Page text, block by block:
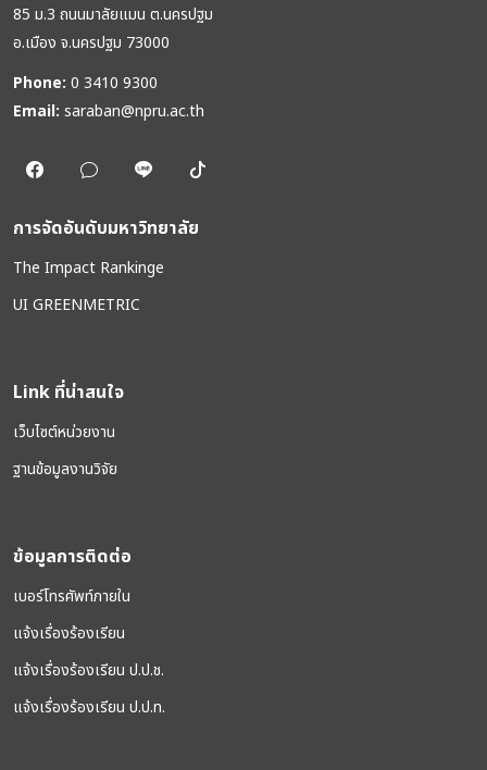
85 ม.3 ถนนมาลัยแมน ต.นครปฐม
อ.เมือง จ.นครปฐม 73000
Phone: 0 3410 9300
Email: saraban@npru.ac.th
การจัดอันดับมหาวิทยาลัย
The Impact Rankinge
UI GREENMETRIC
Link ที่น่าสนใจ
เว็บไซต์หน่วยงาน
ฐานข้อมูลงานวิจัย
ข้อมูลการติดต่อ
เบอร์โทรศัพท์ภายใน
แจ้งเรื่องร้องเรียน
แจ้งเรื่องร้องเรียน ป.ป.ช.
แจ้งเรื่องร้องเรียน ป.ป.ท.